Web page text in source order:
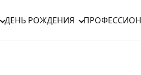
ДЕНЬ РОЖДЕНИЯ